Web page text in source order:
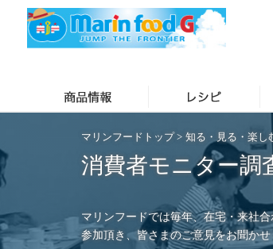
マリンフードトップ> 知る・見る・楽し
消費者モニター調
マリンフードでは毎年、在宅・来社
参加頂き、皆さまのご意見をお聞かせ